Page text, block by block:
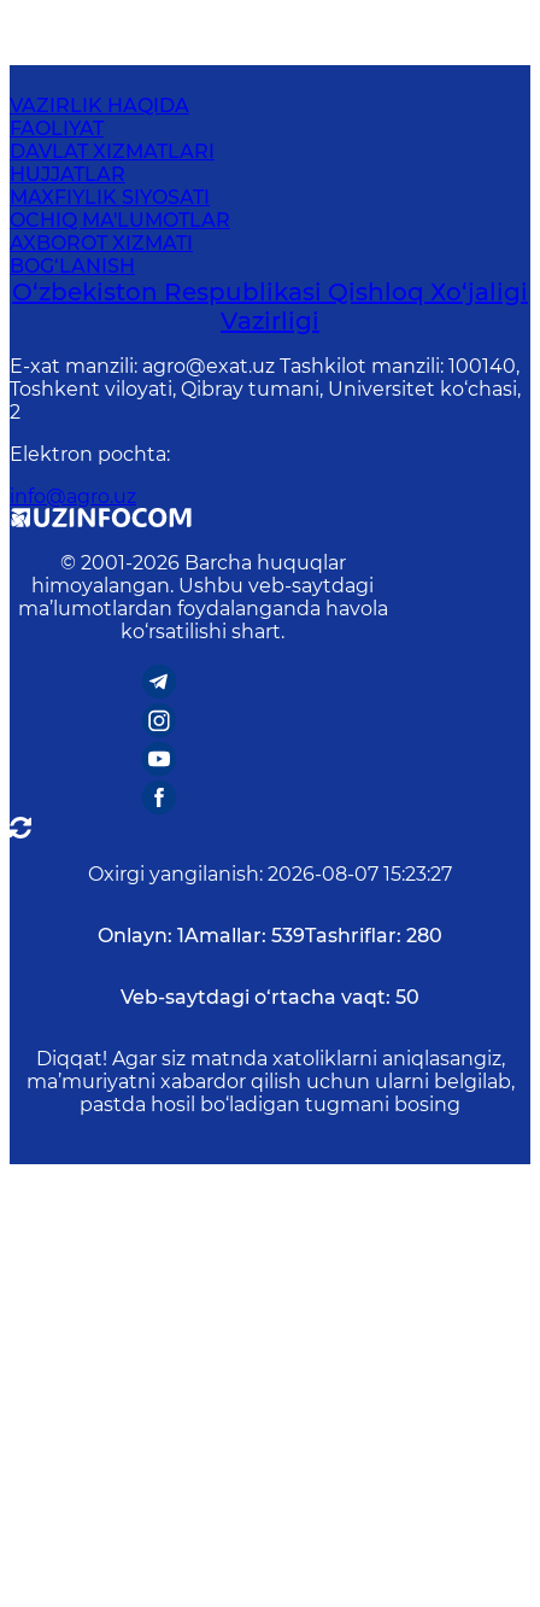
VAZIRLIK HAQIDA
FAOLIYAT
DAVLAT XIZMATLARI
HUJJATLAR
MAXFIYLIK SIYOSATI
OCHIQ MA'LUMOTLAR
AXBOROT XIZMATI
BOG‘LANISH
O‘zbekiston Respublikasi Qishloq Хo‘jаligi
Vаzirligi
E-xat manzili: agro@exat.uz Tashkilot manzili: 100140,
Toshkent viloyati, Qibray tumani, Universitet ko‘chasi,
2
Elektron pochta:
info@agro.uz
© 2001-2026 Barcha huquqlar
himoyalangan. Ushbu veb-saytdagi
ma’lumotlardan foydalanganda havola
ko‘rsatilishi shart.
Oxirgi yangilanish: 2026-08-07 15:23:27
Onlayn: 1Amallar: 539Tashriflar: 280
Veb-saytdagi o‘rtacha vaqt: 50
Diqqat! Agar siz matnda xatoliklarni aniqlasangiz,
ma’muriyatni xabardor qilish uchun ularni belgilab,
pastda hosil bo‘ladigan tugmani bosing